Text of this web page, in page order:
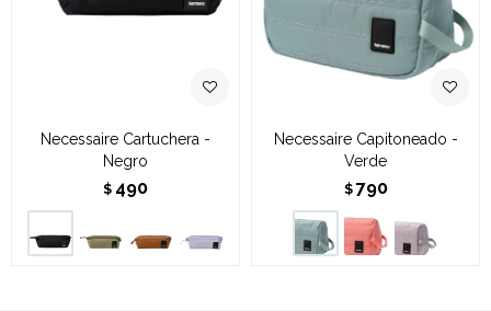
Necessaire Cartuchera -
Negro
$ 490
Necessaire Capitoneado -
Verde
$ 790